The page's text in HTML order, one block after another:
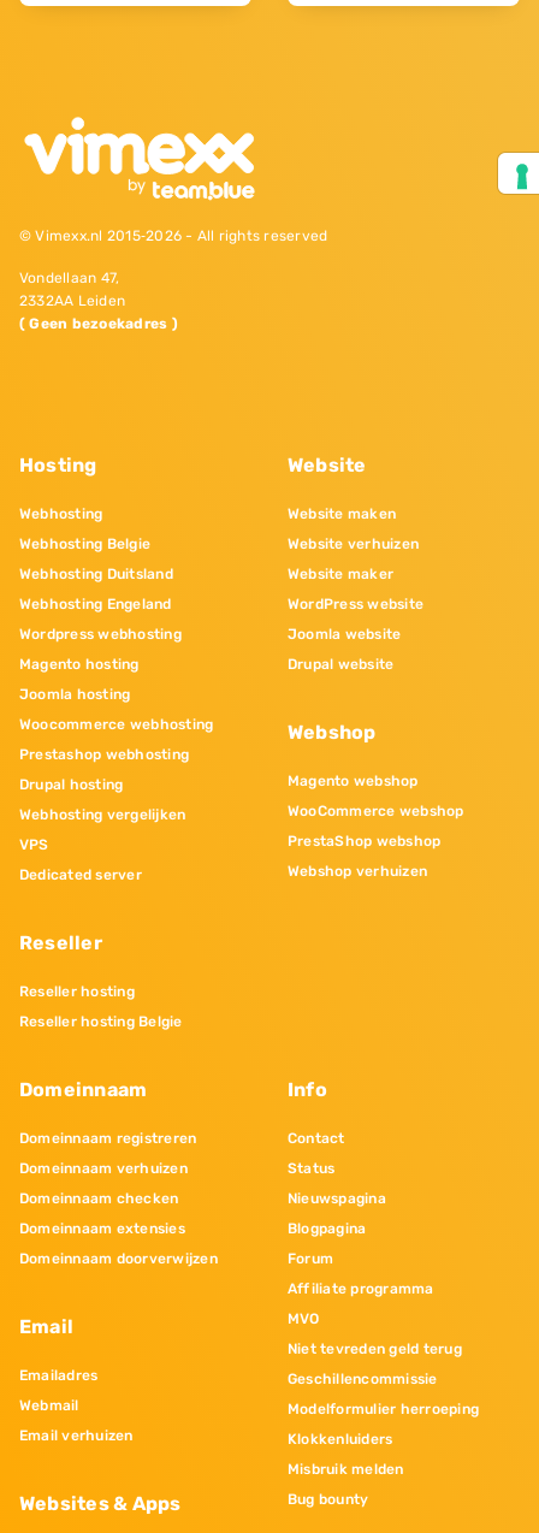
© Vimexx.nl 2015‐2026 - All rights reserved
Vondellaan 47,
2332AA Leiden
( Geen bezoekadres )
Hosting
Webhosting
Webhosting Belgie
Webhosting Duitsland
Webhosting Engeland
Wordpress webhosting
Magento hosting
Joomla hosting
Woocommerce webhosting
Prestashop webhosting
Drupal hosting
Webhosting vergelijken
VPS
Dedicated server
Reseller
Reseller hosting
Reseller hosting Belgie
Website
Website maken
Website verhuizen
Website maker
WordPress website
Joomla website
Drupal website
Webshop
Magento webshop
WooCommerce webshop
PrestaShop webshop
Webshop verhuizen
Domeinnaam
Domeinnaam registreren
Domeinnaam verhuizen
Domeinnaam checken
Domeinnaam extensies
Domeinnaam doorverwijzen
Email
Emailadres
Webmail
Email verhuizen
Websites & Apps
Info
Contact
Status
Nieuwspagina
Blogpagina
Forum
Affiliate programma
MVO
Niet tevreden geld terug
Geschillencommissie
Modelformulier herroeping
Klokkenluiders
Misbruik melden
Bug bounty